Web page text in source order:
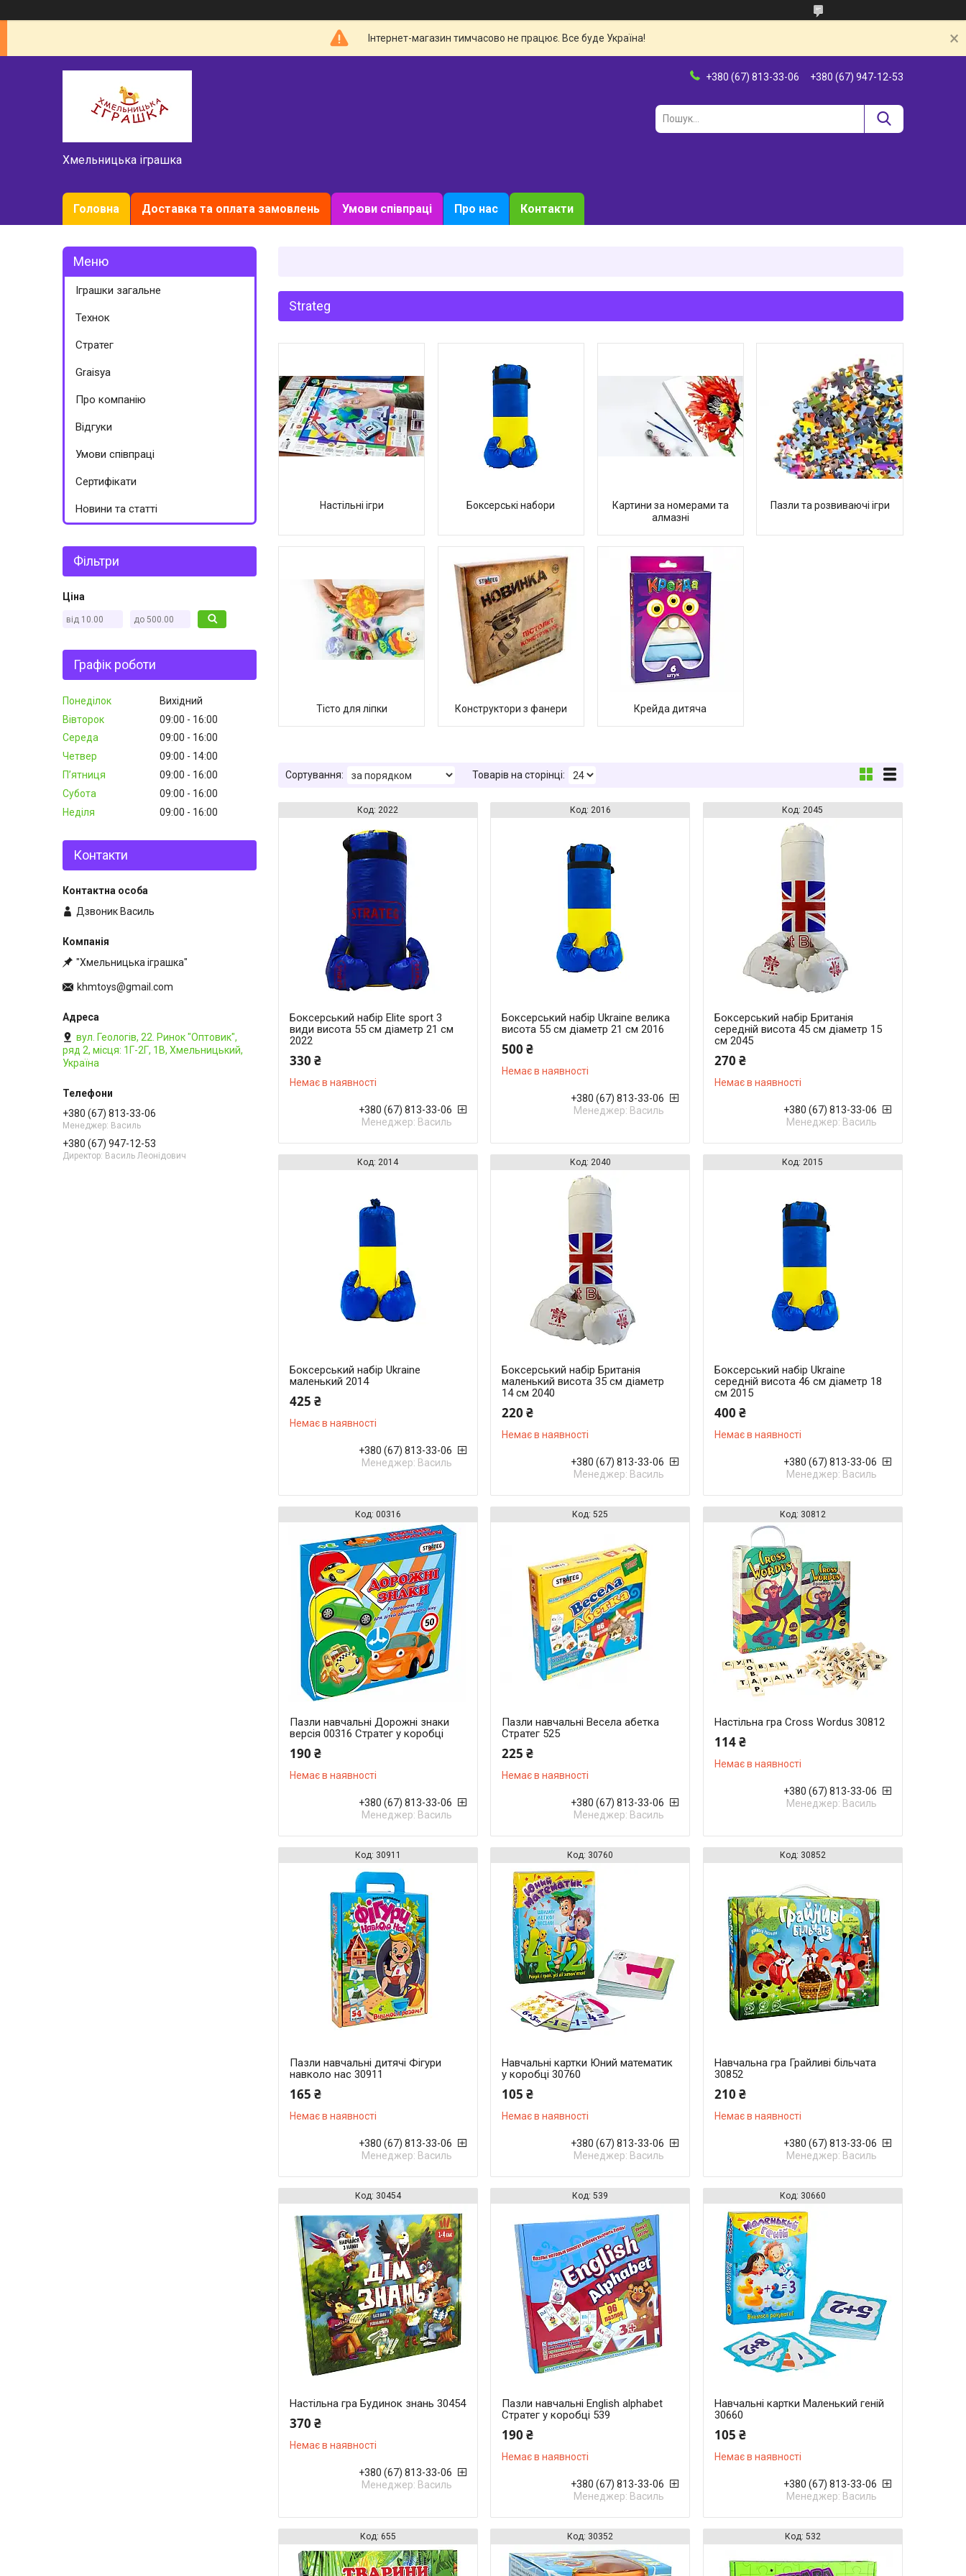
Інтернет-магазин тимчасово не працює. Все буде Україна!
Хмельницька іграшка
+380 (67) 813-33-06 +380 (67) 947-12-53
Головна Доставка та оплата замовлень Умови співпраці Про нас Контакти
Strateg
Настільні ігри Боксерські набори
Картини за номерами та
алмазні
Пазли та розвиваючі ігри
Тісто для ліпки Конструктори з фанери Крейда дитяча
2022
Боксерський набір Elite sport 3
види висота 55 см діаметр 21 см
2022
330 ₴
Немає в наявності
+380 (67) 813-33-06
Менеджер: Василь
2016
Боксерський набір Ukraine велика
висота 55 см діаметр 21 см 2016
500 ₴
Немає в наявності
+380 (67) 813-33-06
Менеджер: Василь
2045
Боксерський набір Британія
середній висота 45 см діаметр 15
см 2045
270 ₴
Немає в наявності
+380 (67) 813-33-06
Менеджер: Василь
2014
Боксерський набір Ukraine
маленький 2014
425 ₴
Немає в наявності
+380 (67) 813-33-06
Менеджер: Василь
2040
Боксерський набір Британія
маленький висота 35 см діаметр
14 см 2040
220 ₴
Немає в наявності
+380 (67) 813-33-06
Менеджер: Василь
2015
Боксерський набір Ukraine
середній висота 46 см діаметр 18
см 2015
400 ₴
Немає в наявності
+380 (67) 813-33-06
Менеджер: Василь
00316
Пазли навчальні Дорожні знаки
версія 00316 Стратег у коробці
190 ₴
Немає в наявності
+380 (67) 813-33-06
Менеджер: Василь
525
Пазли навчальні Весела абетка
Стратег 525
225 ₴
Немає в наявності
+380 (67) 813-33-06
Менеджер: Василь
30812
Настільна гра Cross Wordus 30812
114 ₴
Немає в наявності
+380 (67) 813-33-06
Менеджер: Василь
30911
Пазли навчальні дитячі Фігури
навколо нас 30911
165 ₴
Немає в наявності
+380 (67) 813-33-06
Менеджер: Василь
30760
Навчальні картки Юний математик
у коробці 30760
105 ₴
Немає в наявності
+380 (67) 813-33-06
Менеджер: Василь
30852
Навчальна гра Грайливі більчата
30852
210 ₴
Немає в наявності
+380 (67) 813-33-06
Менеджер: Василь
30454
Настільна гра Будинок знань 30454
370 ₴
Немає в наявності
+380 (67) 813-33-06
Менеджер: Василь
539
Пазли навчальні English alphabet
Стратег у коробці 539
190 ₴
Немає в наявності
+380 (67) 813-33-06
Менеджер: Василь
30660
Навчальні картки Маленький геній
30660
105 ₴
Немає в наявності
+380 (67) 813-33-06
Менеджер: Василь
655 30352 532
Іграшки загальне
Технок
Стратег
Graisya
Про компанію
Відгуки
Умови співпраці
Сертифікати
Новини та статті
Фільтри
Ціна
Графік роботи
Понеділок
Вихідний
Вівторок
09:00
16:00
Середа
09:00
16:00
Четвер
09:00
14:00
Пʼятниця
09:00
16:00
Субота
09:00
16:00
Неділя
09:00 16:00
Контакти
Дзвоник Василь
"Хмельницька іграшка"
khmtoys@gmail.com
вул. Геологів, 22. Ринок "Оптовик",
ряд 2, місця: 1Г-2Г, 1В, Хмельницький,
Україна
+380 (67) 813-33-06
Менеджер: Василь
+380 (67) 947-12-53
Директор: Василь Леонідович